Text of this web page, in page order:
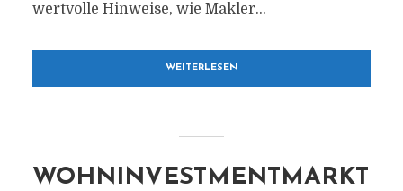
wertvolle Hinweise, wie Makler...
WEITERLESEN
WOHNINVESTMENTMARKT